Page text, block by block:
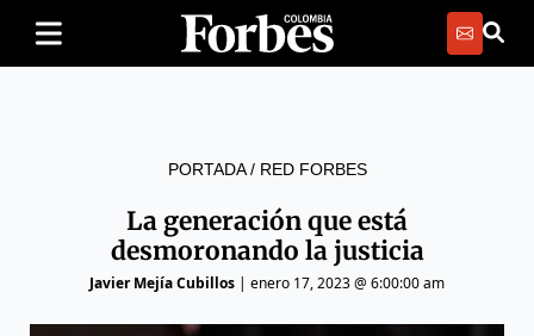
PORTADA/ RED FORBES
La generación que está
desmoronando la justicia
Javier Mejía Cubillos | enero 17, 2023 @ 6:00:00 am